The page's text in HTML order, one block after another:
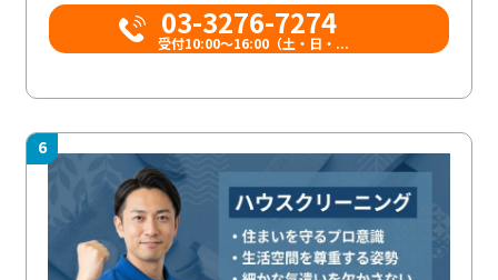
03-3276-7274
受付10:00〜16:00（土・日・...
6